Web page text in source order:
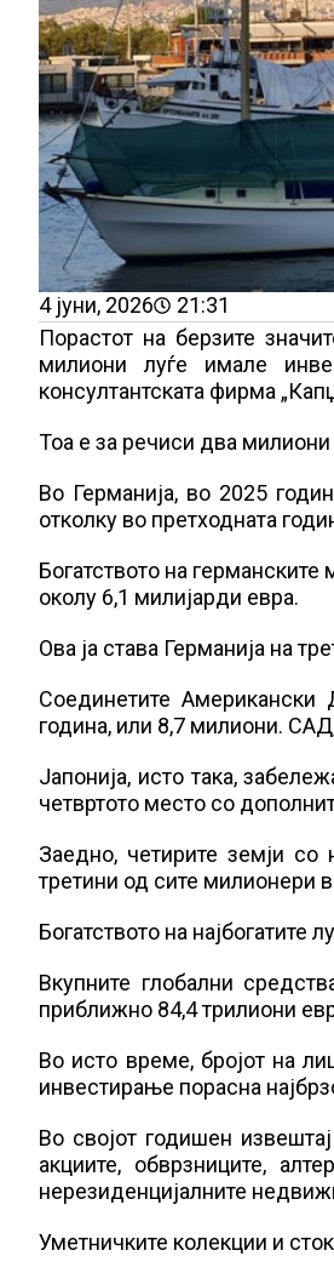
4 јуни, 2026
21:31
Порастот на берзите
милиони луѓе имале
консултантската фирма
Тоа е за речиси два
Во Германија, во 2025
отколку во претходната
Богатството на
околу 6,1 милијарди евра.
Ова ја става Германија на
Соединетите Американски
година, или 8,7 милиони.
Јапонија, исто така,
четвртото место со
Заедно, четирите земји со
третини од сите милионери
Богатството на најбогатите
Вкупните глобални
приближно 84,4 трилиони
Во исто време, бројот на
инвестирање порасна
Во својот годишен
акциите, обврзниците,
нерезиденцијалните
Уметничките колекции и